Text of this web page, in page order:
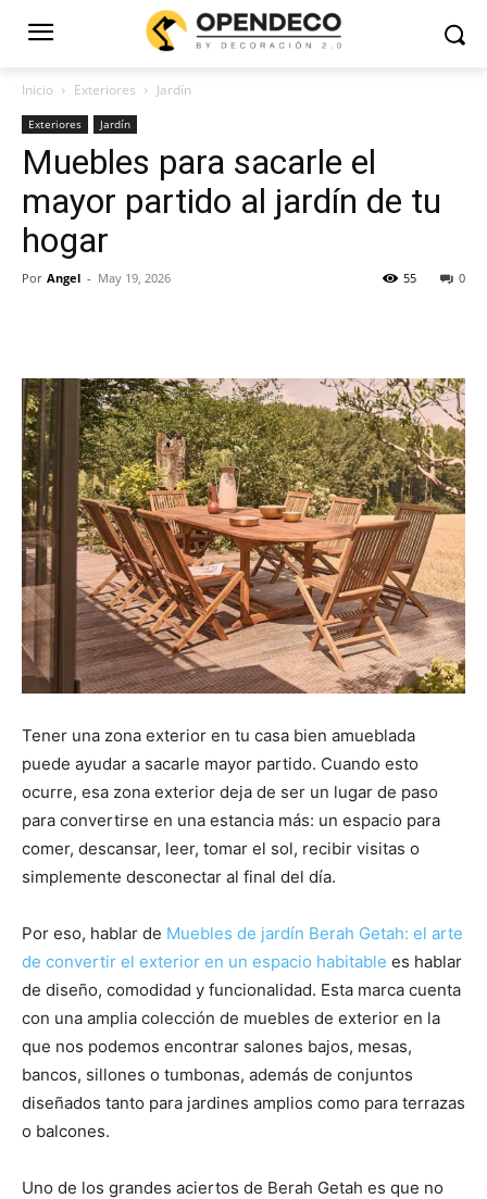
Inicio Exteriores Jardín
Exteriores Jardín
Muebles para sacarle el
mayor partido al jardín de tu
hogar
Por Angel - May 19, 2026 0
55
Tener una zona exterior en tu casa bien amueblada
puede ayudar a sacarle mayor partido. Cuando esto
ocurre, esa zona exterior deja de ser un lugar de paso
para convertirse en una estancia más: un espacio para
comer, descansar, leer, tomar el sol, recibir visitas o
simplemente desconectar al final del día.
Por eso, hablar de Muebles de jardín Berah Getah: el arte
de convertir el exterior en un espacio habitable es hablar
de diseño, comodidad y funcionalidad. Esta marca cuenta
con una amplia colección de muebles de exterior en la
que nos podemos encontrar salones bajos, mesas,
bancos, sillones o tumbonas, además de conjuntos
diseñados tanto para jardines amplios como para terrazas
o balcones.
Uno de los grandes aciertos de Berah Getah es que no